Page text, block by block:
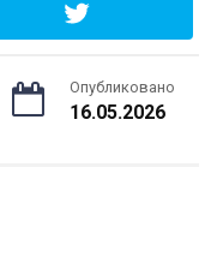
Опубликовано
16.05.2026